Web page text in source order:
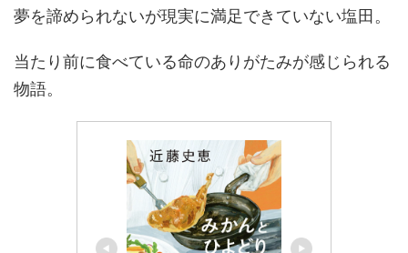
夢を諦められないが現実に満足できていない塩田。
当たり前に食べている命のありがたみが感じられる
物語。